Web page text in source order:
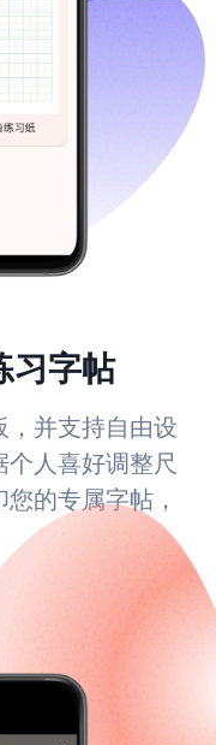
习字帖
，并支持自由设
人喜好调整尺
的专属字帖，